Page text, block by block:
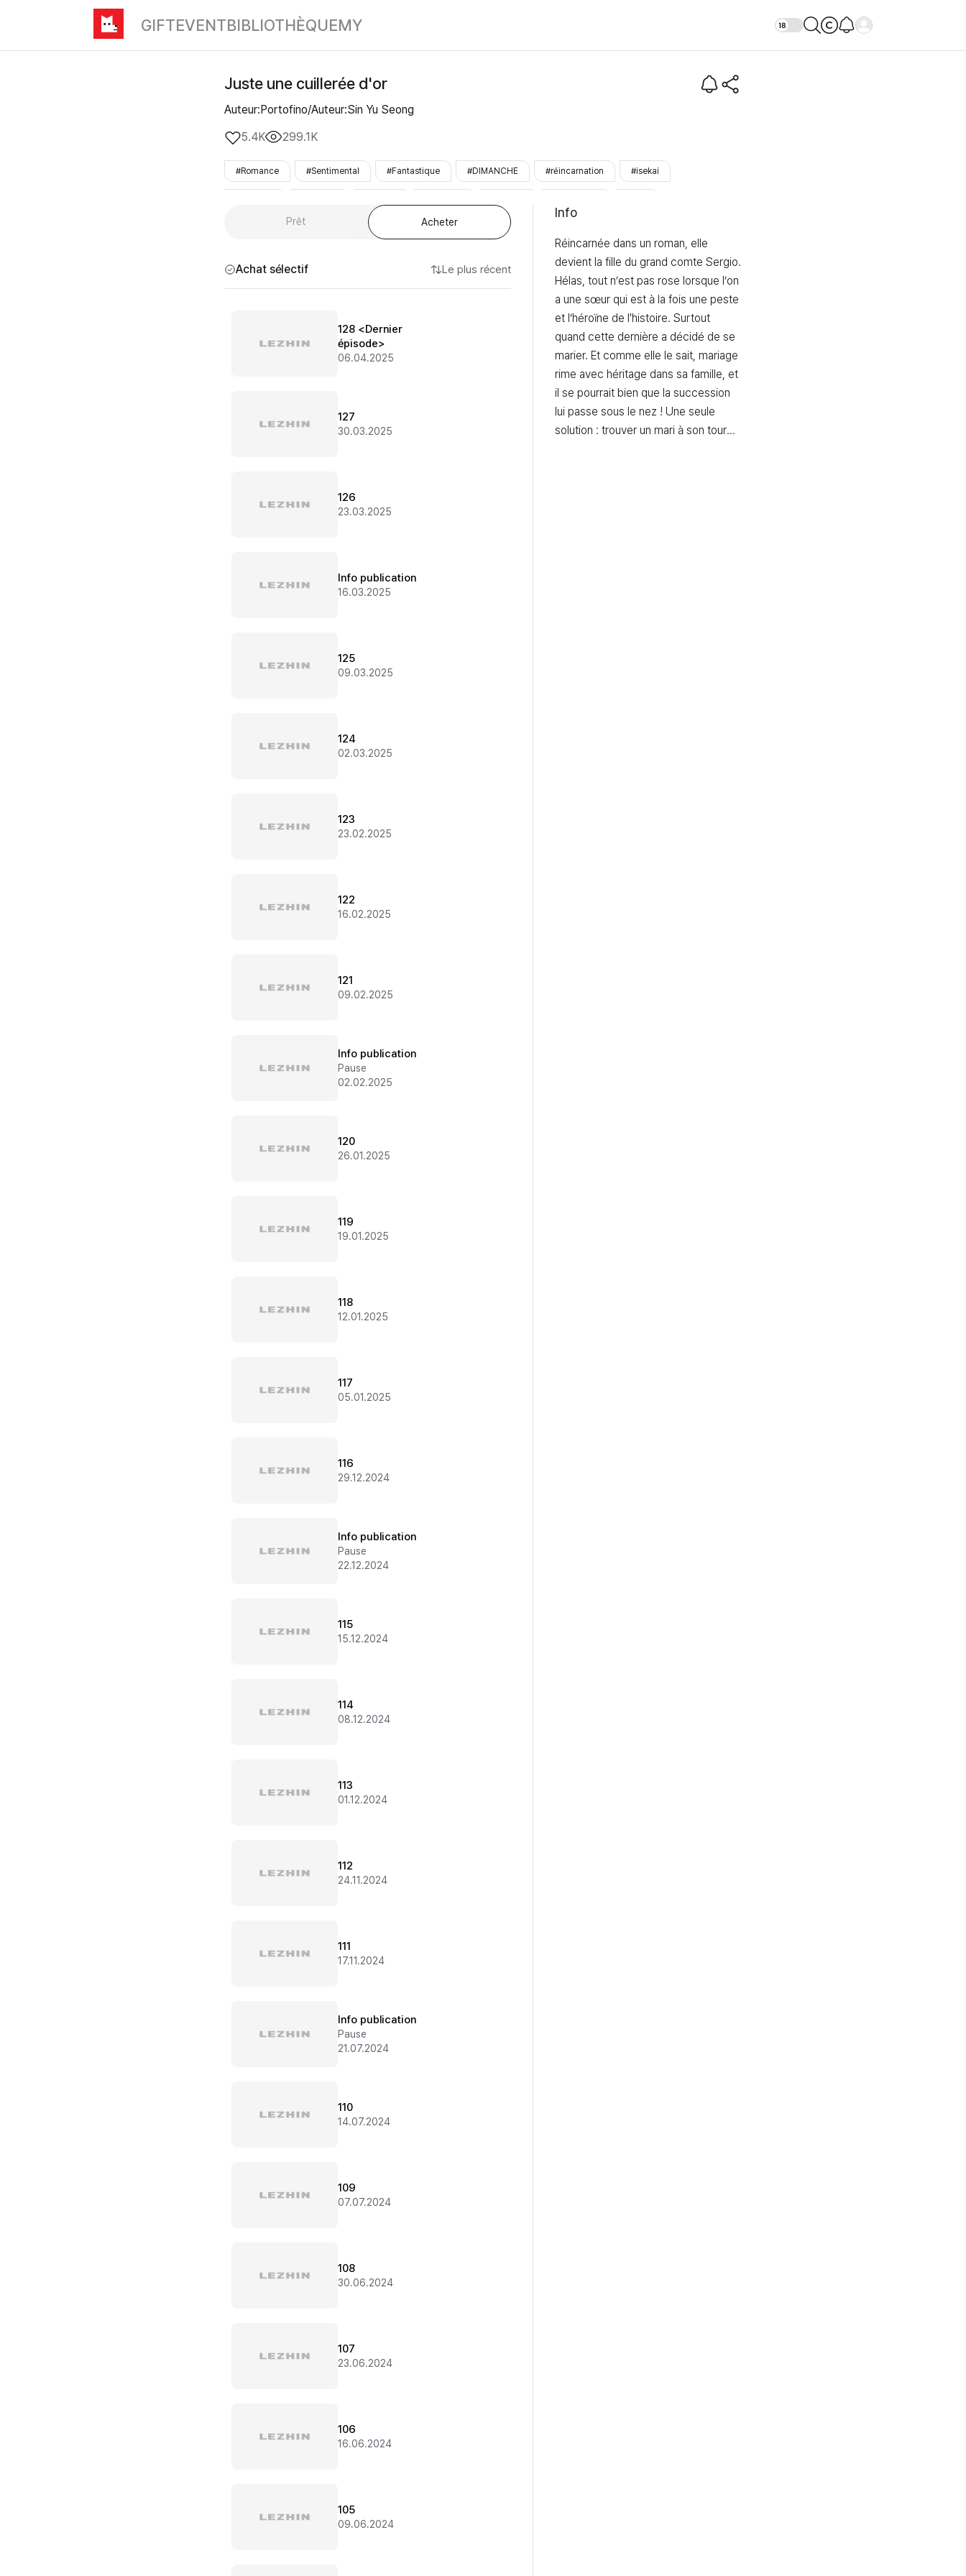
GIFTEVENTBIBLIOTHÈQUEMY
Juste une cuillerée d'or
Auteur:Portofino/Auteur:Sin Yu Seong
5.4K
299.1K
#Romance #Sentimental #Fantastique #DIMANCHE #réincarnation #isekai
Prêt Acheter
Achat sélectif Le plus récent
128 <Dernier
épisode>
06.04.2025
127
30.03.2025
126
23.03.2025
Info publication
16.03.2025
125
09.03.2025
124
02.03.2025
123
23.02.2025
122
16.02.2025
121
09.02.2025
Info publication
Pause
02.02.2025
120
26.01.2025
119
19.01.2025
118
12.01.2025
117
05.01.2025
116
29.12.2024
Info publication
Pause
22.12.2024
115
15.12.2024
114
08.12.2024
113
01.12.2024
112
24.11.2024
111
17.11.2024
Info publication
Pause
21.07.2024
110
14.07.2024
109
07.07.2024
108
30.06.2024
107
23.06.2024
106
16.06.2024
105
09.06.2024
Info
Réincarnée dans un roman, elle
devient la fille du grand comte Sergio.
Hélas, tout n’est pas rose lorsque l’on
a une sœur qui est à la fois une peste
et l’héroïne de l'histoire. Surtout
quand cette dernière a décidé de se
marier. Et comme elle le sait, mariage
rime avec héritage dans sa famille, et
il se pourrait bien que la succession
lui passe sous le nez ! Une seule
solution : trouver un mari à son tour…